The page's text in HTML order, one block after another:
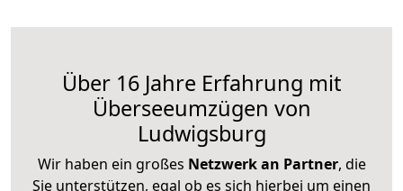
Über 16 Jahre Erfahrung mit
Überseeumzügen von
Ludwigsburg
Wir haben ein großes Netzwerk an Partner, die
Sie unterstützen, egal ob es sich hierbei um einen